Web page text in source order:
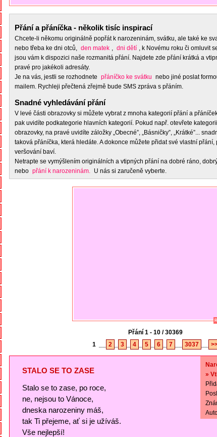
Přání a přáníčka - několik tisíc inspirací
Chcete-li někomu originálně popřát k narozeninám, svátku, ale také ke
nebo třeba ke dni otců, den matek , dni dětí , k Novému roku či omluvit
jsou vám k dispozici naše rozmanitá přání. Najdete zde přání krátká a
pravé pro jakékoli adresáty.
Je na vás, jestli se rozhodnete přáníčko ke svátku nebo jiné poslat
mailem. Rychleji přečtená zřejmě bude SMS zpráva s přáním.
Snadné vyhledávání přání
V levé části obrazovky si můžete vybrat z mnoha kategorií přání a
pak uvidíte podkategorie hlavních kategorií. Pokud např. otevřete
obrazovky, na pravé uvidíte záložky „Obecné”, „Básničky”, „Krátké”...
taková přáníčka, která hledáte. A dokonce můžete přidat své vlastní
veršování baví.
Netrapte se vymýšlením originálních a vtipných přání na dobré ráno,
nebo přání k narozeninám. U nás si zaručeně vyberte.
Přání 1 - 10 / 30369
1
2 3 4 5 6 7 3037
STALO SE TO ZASE
Stalo se to zase, po roce,
ne, nejsou to Vánoce,
dneska narozeniny máš,
tak Ti přejeme, ať si je užíváš.
Vše nejlepší!
»